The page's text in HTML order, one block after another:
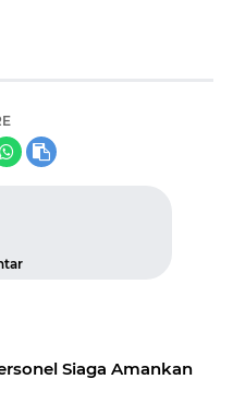
Siaga Amankan